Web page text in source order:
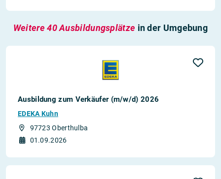
Weitere 40 Ausbildungsplätze in der Umgebung
Ausbildung zum Verkäufer (m/w/d) 2026
EDEKA Kuhn
97723 Oberthulba
01.09.2026